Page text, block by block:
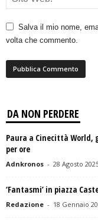
Salva il mio nome,
volta che commento.
DA NON PERDERE
Paura a Cinecittà
per ore
Adnkronos - 28 Agosto
‘Fantasmi’ in piazza
Redazione - 18 Gennaio